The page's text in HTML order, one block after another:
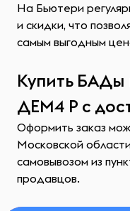
На Бьютери
и скидки, что
самым выгодным
Купить
ДЕМ4 Р с
Оформить заказ
Московской
самовывозом из
продавцов.